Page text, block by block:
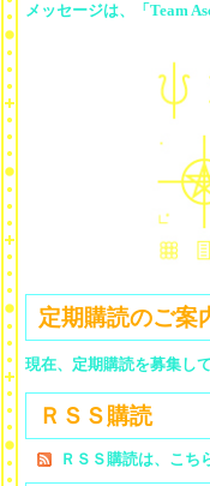
メッセージは、「Team
定期購読のご案
現在、定期購読を募集し
ＲＳＳ購読
ＲＳＳ購読は、こち